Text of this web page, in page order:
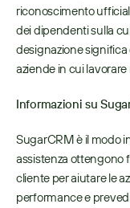
riconoscimento
dei dipendenti sulla
designazione
aziende in cui lavorare
Informazioni su
SugarCRM è il modo
assistenza ottengono
cliente per aiutare le
performance e